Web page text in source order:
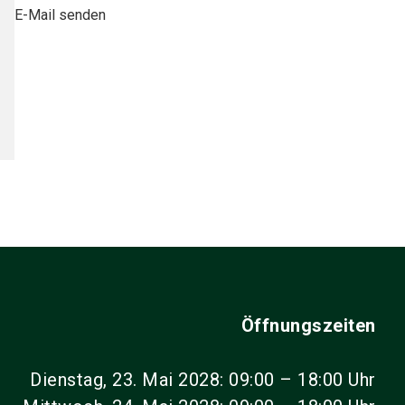
E-Mail senden
Öffnungszeiten
Dienstag, 23. Mai 2028: 09:00 – 18:00 Uhr